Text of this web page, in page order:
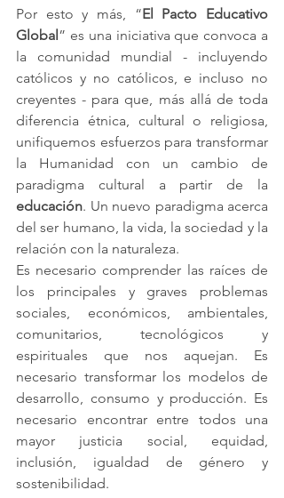
Por esto y más, “El Pacto Educativo
Global” es una iniciativa que convoca a
la comunidad mundial - incluyendo
católicos y no católicos, e incluso no
creyentes - para que, más allá de toda
diferencia étnica, cultural o religiosa,
unifiquemos esfuerzos para transformar
la Humanidad con un cambio de
educación. Un nuevo paradigma acerca
del ser humano, la vida, la sociedad y la
relación con la naturaleza.
Es necesario comprender las raíces de
los principales y graves problemas
sociales, económicos, ambientales,
comunitarios, tecnológicos y
espirituales que nos aquejan. Es
necesario transformar los modelos de
desarrollo, consumo y producción. Es
necesario encontrar entre todos una
mayor justicia social, equidad,
inclusión, igualdad de género y
sostenibilidad.